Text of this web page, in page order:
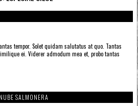
tempor. Solet quidam salutatus at quo. Tantas
ei. Viderer admodum mea et, probo tantas
NUBE SALMONERA